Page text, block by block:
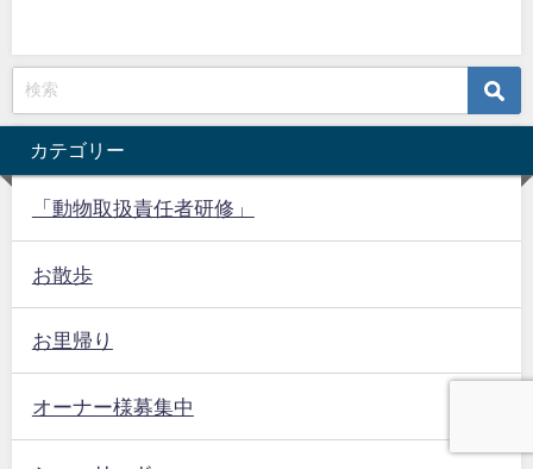
カテゴリー
「動物取扱責任者研修」
お散歩
お里帰り
オーナー様募集中